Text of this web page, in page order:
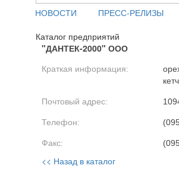
НОВОСТИ ПРЕСС-РЕЛИЗЫ
Каталог предприятий
"ДАНТЕК-2000" ООО
Краткая информация:
Почтовый адрес:
Телефон:
Факс:
<< Назад в каталог